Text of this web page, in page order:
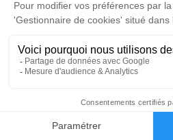
Faire-part
Ni fleurs, ni plaques.
Une urne sera à disposition lors
Voici la page de collecte pour
en soutenant la lutte contre le
https://tinyurl.com/29sboym8